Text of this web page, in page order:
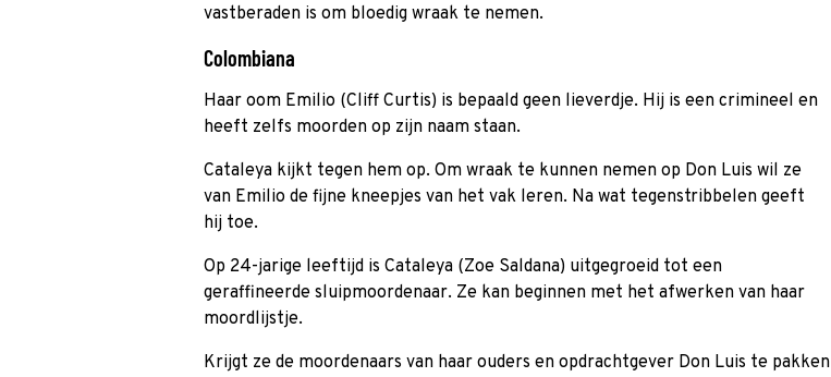
vastberaden is om bloedig wraak te nemen.
Colombiana
Haar oom Emilio (Cliff Curtis) is bepaald geen lieverdje. Hij is een crimineel en
heeft zelfs moorden op zijn naam staan.
Cataleya kijkt tegen hem op. Om wraak te kunnen nemen op Don Luis wil ze
van Emilio de fijne kneepjes van het vak leren. Na wat tegenstribbelen geeft
hij toe.
Op 24-jarige leeftijd is Cataleya (Zoe Saldana) uitgegroeid tot een
geraffineerde sluipmoordenaar. Ze kan beginnen met het afwerken van haar
moordlijstje.
Krijgt ze de moordenaars van haar ouders en opdrachtgever Don Luis te pakken